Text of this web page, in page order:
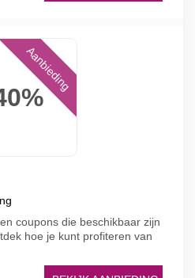
Aanbieding
coupons die beschikbaar zijn
hoe je kunt profiteren van